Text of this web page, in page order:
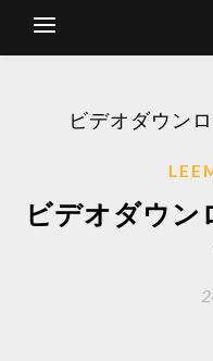
ビデオダウン
ビデオダウン